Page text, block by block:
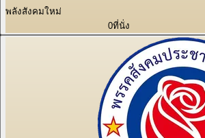
พลังสังคมใหม่
0ที่นั่ง